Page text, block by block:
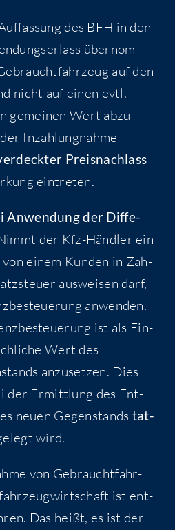
des BFH in den
über­nom­
auf den
nicht auf einen evtl.
gemei­nen Wert abzu­
Inzah­lung­nah­me
Preis­nach­lass
eintreten.
Anwen­dung der Dif­fe­
der Kfz-Händ­ler ein
einem Kun­den in Zah­
aus­wei­sen darf,
anwen­den.
ist als Ein­
Wert des
anzu­set­zen. Dies
der Ermitt­lung des Ent­
neu­en Gegen­stands tat­
wird.
von Gebraucht­fahr­
ist ent­
Das heißt, es ist der